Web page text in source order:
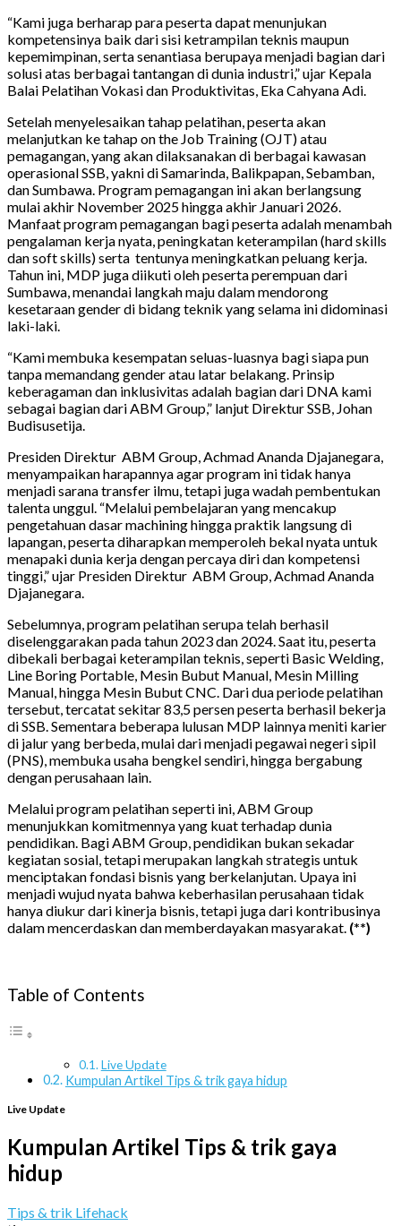
“Kami juga berharap para peserta dapat menunjukan
kompetensinya baik dari sisi ketrampilan teknis maupun
kepemimpinan, serta senantiasa berupaya menjadi bagian dari
solusi atas berbagai tantangan di dunia industri,” ujar Kepala
Balai Pelatihan Vokasi dan Produktivitas, Eka Cahyana Adi.
Setelah menyelesaikan tahap pelatihan, peserta akan
melanjutkan ke tahap on the Job Training (OJT) atau
pemagangan, yang akan dilaksanakan di berbagai kawasan
operasional SSB, yakni di Samarinda, Balikpapan, Sebamban,
dan Sumbawa. Program pemagangan ini akan berlangsung
mulai akhir November 2025 hingga akhir Januari 2026.
Manfaat program pemagangan bagi peserta adalah menambah
pengalaman kerja nyata, peningkatan keterampilan (hard skills
dan soft skills) serta tentunya meningkatkan peluang kerja.
Tahun ini, MDP juga diikuti oleh peserta perempuan dari
Sumbawa, menandai langkah maju dalam mendorong
kesetaraan gender di bidang teknik yang selama ini didominasi
laki-laki.
“Kami membuka kesempatan seluas-luasnya bagi siapa pun
tanpa memandang gender atau latar belakang. Prinsip
keberagaman dan inklusivitas adalah bagian dari DNA kami
sebagai bagian dari ABM Group,” lanjut Direktur SSB, Johan
Budisusetija.
Presiden Direktur ABM Group, Achmad Ananda Djajanegara,
menyampaikan harapannya agar program ini tidak hanya
menjadi sarana transfer ilmu, tetapi juga wadah pembentukan
talenta unggul. “Melalui pembelajaran yang mencakup
pengetahuan dasar machining hingga praktik langsung di
lapangan, peserta diharapkan memperoleh bekal nyata untuk
menapaki dunia kerja dengan percaya diri dan kompetensi
tinggi,” ujar Presiden Direktur ABM Group, Achmad Ananda
Djajanegara.
Sebelumnya, program pelatihan serupa telah berhasil
diselenggarakan pada tahun 2023 dan 2024. Saat itu, peserta
dibekali berbagai keterampilan teknis, seperti Basic Welding,
Line Boring Portable, Mesin Bubut Manual, Mesin Milling
Manual, hingga Mesin Bubut CNC. Dari dua periode pelatihan
tersebut, tercatat sekitar 83,5 persen peserta berhasil bekerja
di SSB. Sementara beberapa lulusan MDP lainnya meniti karier
di jalur yang berbeda, mulai dari menjadi pegawai negeri sipil
(PNS), membuka usaha bengkel sendiri, hingga bergabung
dengan perusahaan lain.
Melalui program pelatihan seperti ini, ABM Group
menunjukkan komitmennya yang kuat terhadap dunia
pendidikan. Bagi ABM Group, pendidikan bukan sekadar
kegiatan sosial, tetapi merupakan langkah strategis untuk
menciptakan fondasi bisnis yang berkelanjutan. Upaya ini
menjadi wujud nyata bahwa keberhasilan perusahaan tidak
hanya diukur dari kinerja bisnis, tetapi juga dari kontribusinya
dalam mencerdaskan dan memberdayakan masyarakat. (**)
Table of Contents
Live Update
Kumpulan Artikel Tips & trik gaya hidup
Live Update
Kumpulan Artikel Tips & trik gaya
hidup
Tips & trik Lifehack